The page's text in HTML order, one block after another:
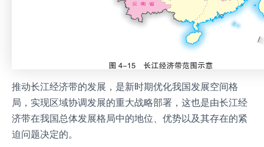
推动长江经济带的发展，是新时期优化我国发展空间格
局，实现区域协调发展的重大战略部署，这也是由长江经
济带在我国总体发展格局中的地位、优势以及其存在的紧
迫问题决定的。